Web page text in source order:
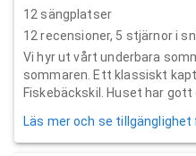
12 sängplatser
12 recensioner, 5 stjärnor i
Vi hyr ut vårt underbara
sommaren. Ett klassiskt
Fiskebäckskil. Huset har gott
Läs mer och se